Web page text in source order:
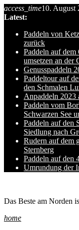
Skip
to
content
access_time10. August
Latest:
Paddeln von
zurück
Paddeln auf dem
umsetzen an der
Genusspaddeln
Paddeltour auf
den Schmalen
Anpaddeln 2023
Paddeln vom
Schwarzen See
Paddeln auf den
Siedlung nach
Rudern auf dem
Sternberg
Paddeln auf den
Umrundung der
Das Beste am Norden
home